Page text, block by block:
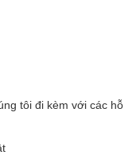
tôi đi kèm với các hỗ